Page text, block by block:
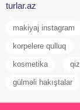
turlar.az
makiyaj instagram
korpelere qulluq
kosmetika
gülməli hakıştalar